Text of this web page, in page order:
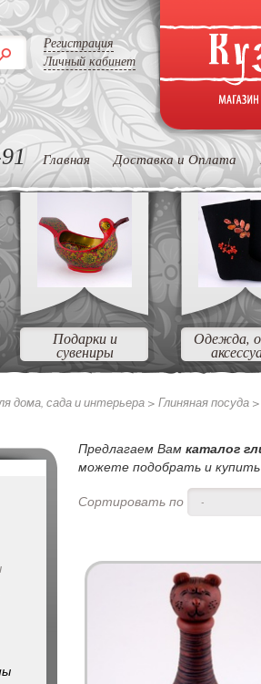
Регистрация
Личный кабинет
Главная Доставка и Оплата
Подарки и
сувениры
Одежда,
дома, сада и интерьера > Глиняная посуда
Предлагаем Вам каталог
можете подобрать и купить
Сортировать по
-